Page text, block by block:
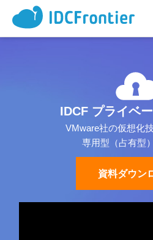
IDCF プライベ
VMware社の仮想化
専用型（占有型
資料ダウン